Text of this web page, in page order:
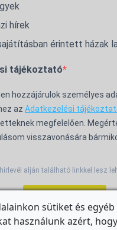
hírek
érintett házak
tájékoztató
hozzájárulok személyes
az Adatkezelési
megfelelően.
visszavonására
alján található linkkel lesz
sütiket és
használunk azért,